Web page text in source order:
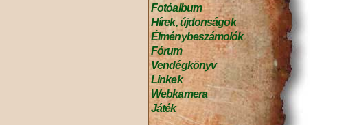
Fotóalbum
Hírek, újdonságok
Élménybeszámolók
Fórum
Vendégkönyv
Linkek
Webkamera
Játék